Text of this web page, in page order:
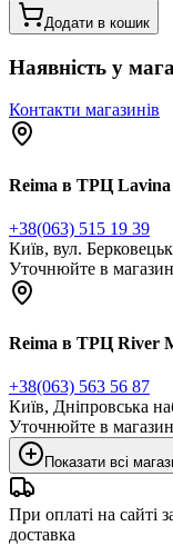
Додати в кошик
Наявність у
Контакти магазинів
Reima в ТРЦ Lavina
+38(063) 515 19 39
Київ, вул.
Уточнюйте в
Reima в ТРЦ River
+38(063) 563 56 87
Київ, Дніпровська
Уточнюйте в
Показати всі
При оплаті на сайті
доставка